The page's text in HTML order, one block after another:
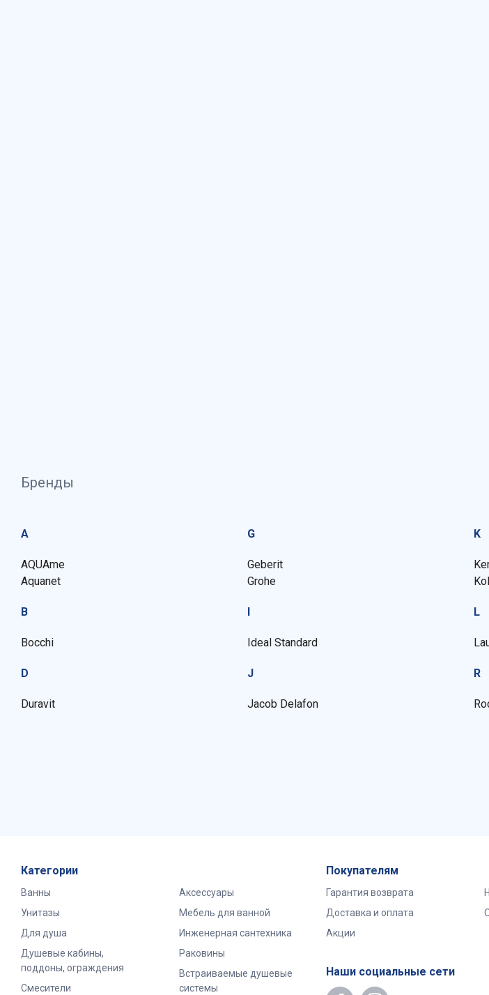
Бренды
A
AQUAme
Aquanet
B
Bocchi
D
Duravit
G
Geberit
Grohe
I
Ideal Standard
J
Jacob Delafon
K
L
R
Категории
Ванны
Унитазы
Для душа
Душевые кабины,
поддоны, ограждения
Смесители
Аксессуары
Мебель для ванной
Инженерная сантехника
Раковины
Встраиваемые душевые
системы
Покупателям
Гарантия возврата
Доставка и оплата
Акции
Наши социальные сети